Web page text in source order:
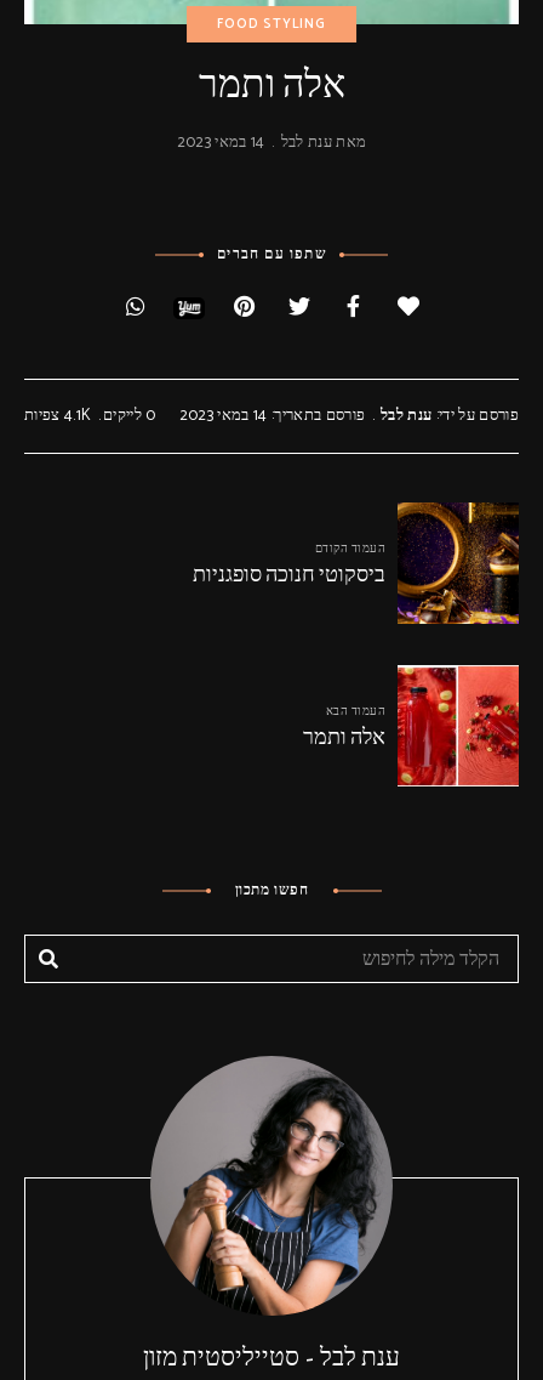
פרסומות,
מדיה
דיגיטלית
FOOD STYLING
אלה ותמר
מאתענת לבל 14 במאי 2023
שתפו עם חברים
פורסם על ידי: ענת לבל פורסם בתאריך: 14 במאי 2023 0לייקים 4.1Kצפיות
העמוד הקודם
ביסקוטי חנוכה סופגניות
העמוד הבא
אלה ותמר
חפשו מתכון
ענת לבל - סטייליסטית מזון